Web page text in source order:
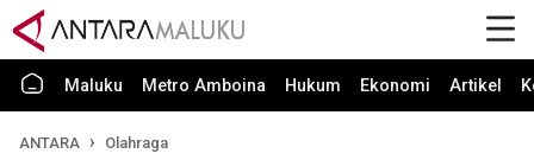
Maluku Metro Amboina Hukum Ekonomi Artikel
ANTARA Olahraga